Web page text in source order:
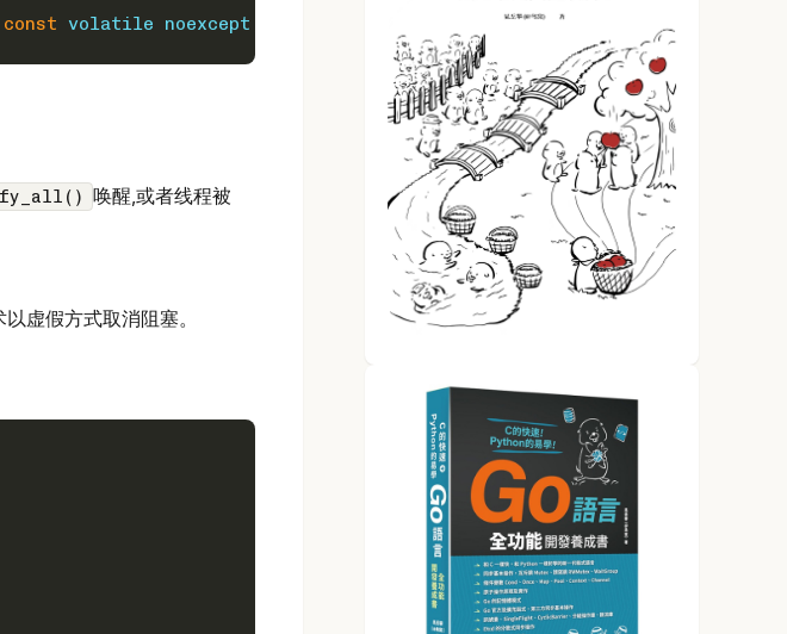
const volatile noexcept
唤醒,或者线程被
虚假方式取消阻塞。